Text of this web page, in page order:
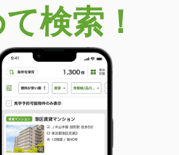
検索！